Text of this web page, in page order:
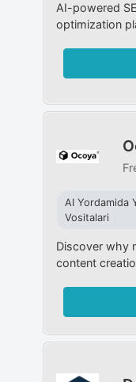
AI-powered
optimization
AI Yordamida
Vositalari
Discover why
content